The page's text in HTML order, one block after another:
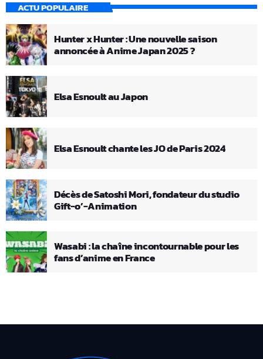
ACTU POPULAIRE
Hunter x Hunter : Une nouvelle saison
annoncée à Anime Japan 2025 ?
Elsa Esnoult au Japon
Elsa Esnoult chante les JO de Paris 2024
Décès de Satoshi Mori, fondateur du studio
Gift-o’-Animation
Wasabi : la chaîne incontournable pour les
fans d’anime en France